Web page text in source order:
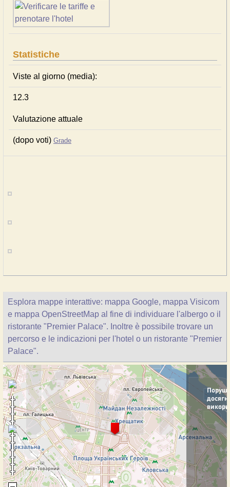
Statistiche
Viste al giorno (media):
12.3
Valutazione attuale
(dopo voti) Grade
Esplora mappe interattive: mappa Google, mappa Visicom
e mappa OpenStreetMap al fine di individuare l'albergo o il
ristorante "Premier Palace". Inoltre è possibile trovare un
percorso e le indicazioni per l'hotel o un ristorante "Premier
Palace".